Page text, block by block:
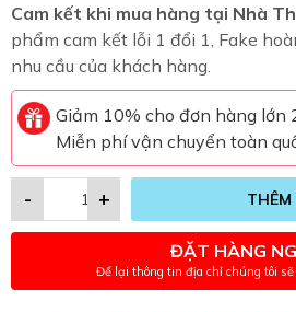
Cam kết khi mua hàng tại Nhà
phẩm cam kết lỗi 1 đổi 1, Fake
nhu cầu của khách hàng.
Giảm 10% cho đơn hàng lớn
Miễn phí vận chuyển toàn
+
-
ĐẶT HÀNG
Để lại thông tin địa chỉ chúng tôi